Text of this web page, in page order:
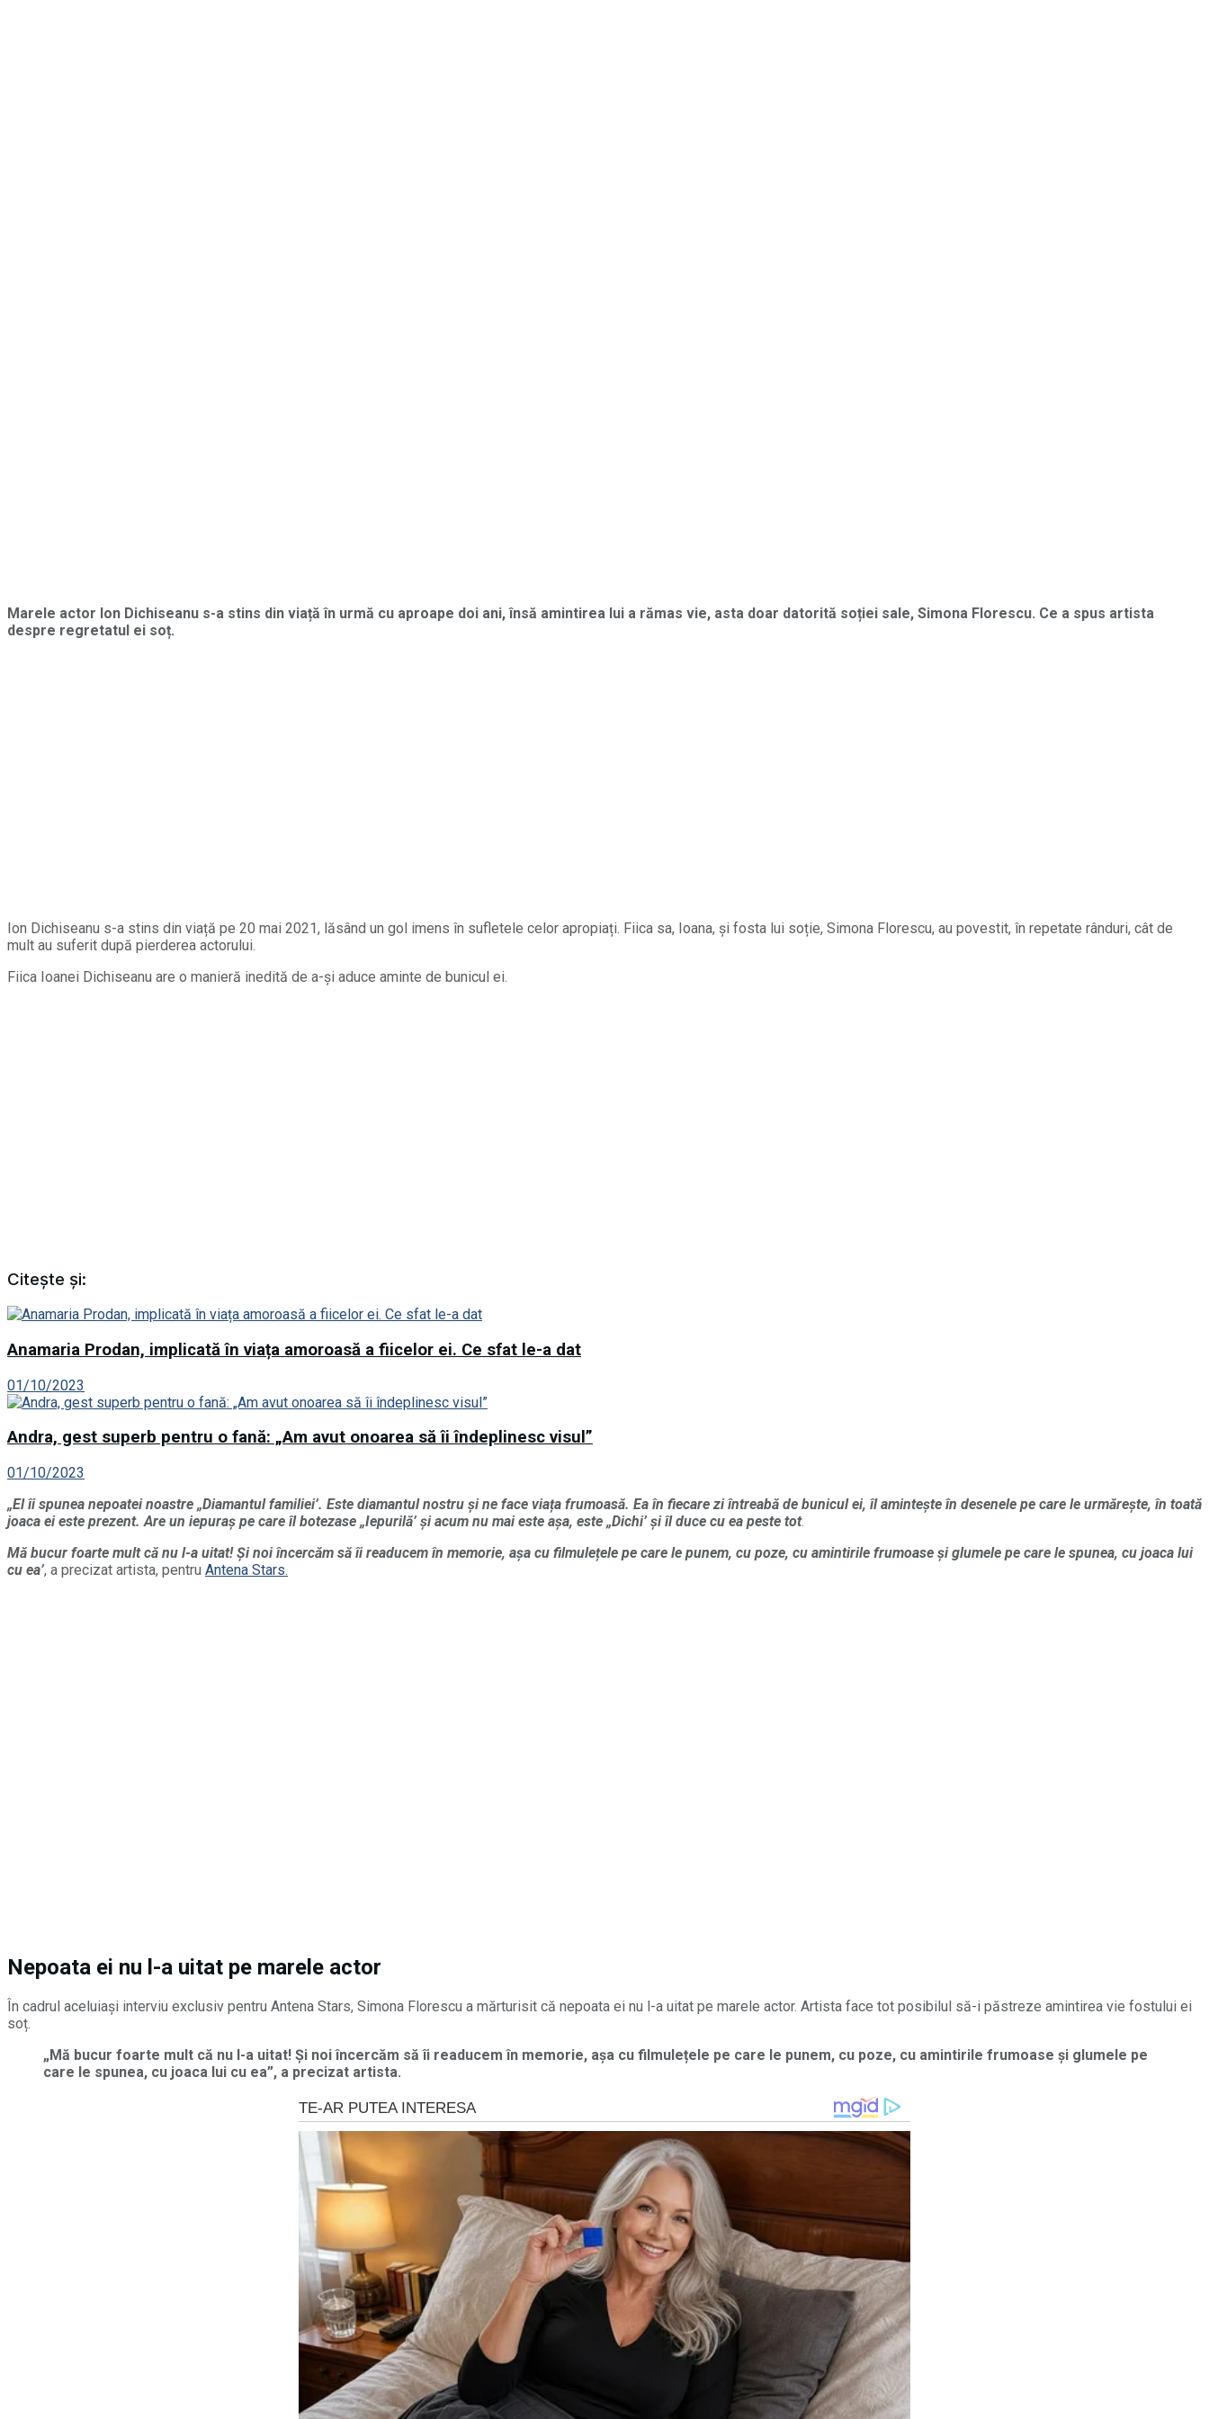
Marele actor Ion Dichiseanu s-a stins din viață în urmă cu aproape doi ani, însă amintirea lui a rămas vie, asta doar datorită soției sale, Simona Florescu. Ce a spus artista
despre regretatul ei soț.
Ion Dichiseanu s-a stins din viață pe 20 mai 2021, lăsând un gol imens în sufletele celor apropiați. Fiica sa, Ioana, și fosta lui soție, Simona Florescu, au povestit, în repetate rânduri, cât de
mult au suferit după pierderea actorului.
Fiica Ioanei Dichiseanu are o manieră inedită de a-și aduce aminte de bunicul ei.
Citește și:
Anamaria Prodan, implicată în viața amoroasă a fiicelor ei. Ce sfat le-a dat
01/10/2023
Andra, gest superb pentru o fană: „Am avut onoarea să îi îndeplinesc visul”
01/10/2023
„El îi spunea nepoatei noastre „Diamantul familiei’. Este diamantul nostru și ne face viața frumoasă. Ea în fiecare zi întreabă de bunicul ei, îl amintește în desenele pe care le urmărește, în toată
joaca ei este prezent. Are un iepuraș pe care îl botezase „Iepurilă’ și acum nu mai este așa, este „Dichi’ și îl duce cu ea peste tot.
Mă bucur foarte mult că nu l-a uitat! Și noi încercăm să îi readucem în memorie, așa cu filmulețele pe care le punem, cu poze, cu amintirile frumoase și glumele pe care le spunea, cu joaca lui
cu ea’, a precizat artista, pentru Antena Stars.
Nepoata ei nu l-a uitat pe marele actor
În cadrul aceluiași interviu exclusiv pentru Antena Stars, Simona Florescu a mărturisit că nepoata ei nu l-a uitat pe marele actor. Artista face tot posibilul să-i păstreze amintirea vie fostului ei
soț.
„Mă bucur foarte mult că nu l-a uitat! Și noi încercăm să îi readucem în memorie, așa cu filmulețele pe care le punem, cu poze, cu amintirile frumoase și glumele pe
care le spunea, cu joaca lui cu ea”, a precizat artista.